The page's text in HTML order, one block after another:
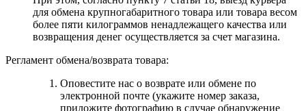
для обмена крупногабаритного товара или товара весом
более пяти килограммов ненадлежащего качества или
возвращения денег осуществляется за счет магазина.
Регламент обмена/возврата товара:
Оповестите нас о возврате или обмене по
электронной почте (укажите номер заказа,
приложите фотографию в случае обнаружение